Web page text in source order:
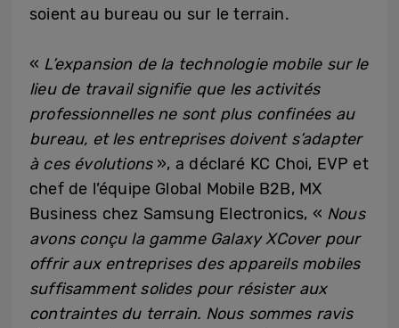
soient au bureau ou sur le terrain.
« L’expansion de la technologie mobile sur le
lieu de travail signifie que les activités
professionnelles ne sont plus confinées au
bureau, et les entreprises doivent s’adapter
à ces évolutions », a déclaré KC Choi, EVP et
chef de l’équipe Global Mobile B2B, MX
Business chez Samsung Electronics, « Nous
avons conçu la gamme Galaxy XCover pour
offrir aux entreprises des appareils mobiles
suffisamment solides pour résister aux
contraintes du terrain. Nous sommes ravis